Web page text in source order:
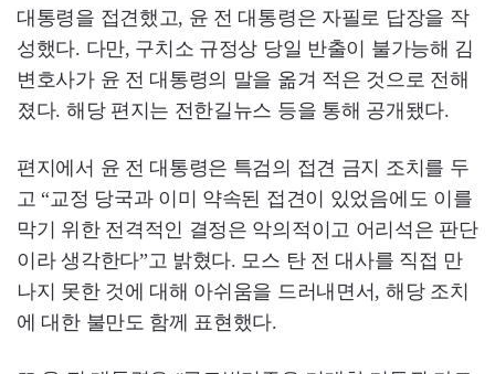
대통령을 접견했고, 윤 전 대통령은 자필로 답장을 작
성했다. 다만, 구치소 규정상 당일 반출이 불가능해 김
변호사가 윤 전 대통령의 말을 옮겨 적은 것으로 전해
졌다. 해당 편지는 전한길뉴스 등을 통해 공개됐다.
편지에서 윤 전 대통령은 특검의 접견 금지 조치를 두
고 “교정 당국과 이미 약속된 접견이 있었음에도 이를
막기 위한 전격적인 결정은 악의적이고 어리석은 판단
이라 생각한다”고 밝혔다. 모스 탄 전 대사를 직접 만
나지 못한 것에 대해 아쉬움을 드러내면서, 해당 조치
에 대한 불만도 함께 표현했다.